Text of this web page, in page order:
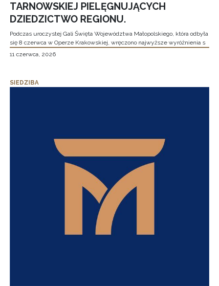
TARNOWSKIEJ PIELĘGNUJĄCYCH
DZIEDZICTWO REGIONU.
Podczas uroczystej Gali Święta Województwa Małopolskiego, która odbyła
się 8 czerwca w Operze Krakowskiej, wręczono najwyższe wyróżnienia s
11 czerwca, 2026
SIEDZIBA